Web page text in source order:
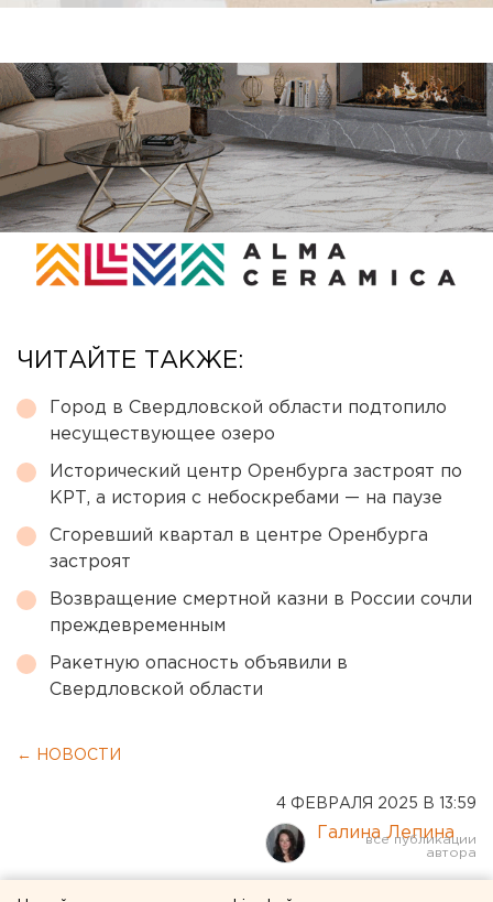
ЧИТАЙТЕ ТАКЖЕ:
Город в Свердловской области подтопило
несуществующее озеро
Исторический центр Оренбурга застроят по
КРТ, а история с небоскребами — на паузе
Сгоревший квартал в центре Оренбурга
застроят
Возвращение смертной казни в России сочли
преждевременным
Ракетную опасность объявили в
Свердловской области
← НОВОСТИ
4 ФЕВРАЛЯ 2025 В 13:59
Галина Лепина